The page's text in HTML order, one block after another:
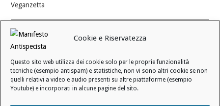
Cookie e Riservatezza
Questo sito web utilizza dei cookie solo per le proprie funzionalità
tecniche (esempio antispam) e statistiche, non vi sono altri cookie se non
quelli relativi a video e audio presenti su altre piattaforme (esempio
Youtube) e incorporati in alcune pagine del sito.
Veganzetta
Modifica consenso ai cookie
REVOCA IL TUO CONSENSO
Stato attuale: Negato